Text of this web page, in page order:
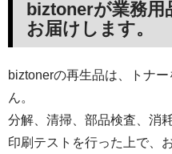
biztonerが業務用
お届けします。
biztonerの再生品は、トナ
ん。
分解、清掃、部品検査、消
印刷テストを行った上で、